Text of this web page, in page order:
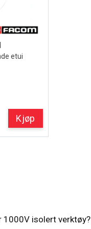
etui
Kjøp
1000V isolert verktøy?